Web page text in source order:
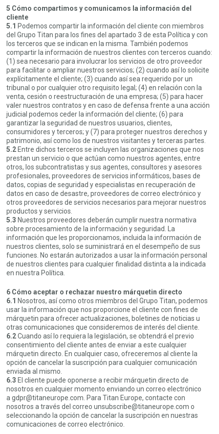
5 Cómo compartimos y comunicamos la información del
cliente
5.1 Podemos compartir la información del cliente con miembros
del Grupo Titan para los fines del apartado 3 de esta Política y con
los terceros que se indican en la misma. También podemos
compartir la información de nuestros clientes con terceros cuando:
(1) sea necesario para involucrar los servicios de otro proveedor
para facilitar o ampliar nuestros servicios; (2) cuando así lo solicite
explícitamente el cliente; (3) cuando así sea requerido por un
tribunal o por cualquier otro requisito legal; (4) en relación con la
venta, cesión o reestructuración de una empresa; (5) para hacer
valer nuestros contratos y en caso de defensa frente a una acción
judicial podemos ceder la información del cliente; (6) para
garantizar la seguridad de nuestros usuarios, clientes,
consumidores y terceros; y (7) para proteger nuestros derechos y
patrimonio, así como los de nuestros visitantes y terceras partes.
5.2 Entre dichos terceros se incluyen las organizaciones que nos
prestan un servicio o que actúan como nuestros agentes, entre
otros, los subcontratistas y sus agentes, consultores y asesores
profesionales, proveedores de servicios informáticos, bases de
datos, copias de seguridad y especialistas en recuperación de
datos en caso de desastre, proveedores de correo electrónico y
otros proveedores de servicios necesarios para mejorar nuestros
productos y servicios.
5.3 Nuestros proveedores deberán cumplir nuestra normativa
sobre procesamiento de la información y seguridad. La
información que les proporcionamos, incluida la información de
nuestros clientes, solo se suministrará en el desempeño de sus
funciones. No estarán autorizados a usar la información personal
de nuestros clientes para cualquier finalidad distinta a la indicada
en nuestra Política.
6 Cómo aceptar o rechazar nuestro márquetin directo
6.1 Nosotros, así como otros miembros del Grupo Titan, podemos
usar la información que nos proporcione el cliente con fines de
márquetin para ofrecer actualizaciones, boletines de noticias u
otras comunicaciones que consideremos de interés del cliente.
6.2Cuando así lo requiera la legislación, se obtendrá el previo
consentimiento del cliente antes de enviar a este cualquier
márquetin directo. En cualquier caso, ofreceremos al cliente la
opción de cancelar la suscripción para cualquier comunicación
enviada al mismo.
6.3 El cliente puede oponerse a recibir márquetin directo de
nosotros en cualquier momento enviando un correo electrónico
a gdpr@titaneurope.com. Para Titan Europe, contacte con
nosotros a través del correo unsubscribe@titaneurope.com o
seleccionando la opción de cancelar la suscripción en nuestras
comunicaciones de correo electrónico.